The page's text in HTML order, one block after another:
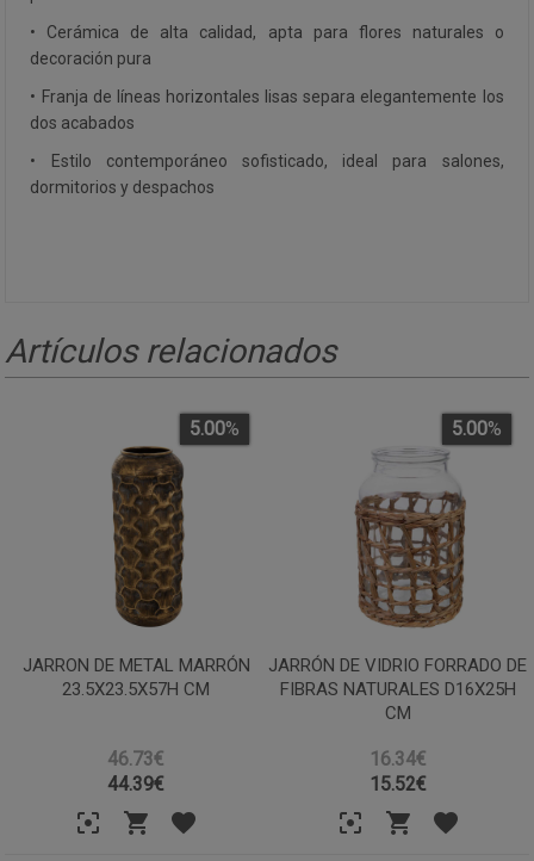
• Cerámica de alta calidad, apta para flores naturales o
decoración pura
• Franja de líneas horizontales lisas separa elegantemente los
dos acabados
• Estilo contemporáneo sofisticado, ideal para salones,
dormitorios y despachos
Artículos relacionados
JARRON DE METAL MARRÓN
23.5X23.5X57H CM
46.73€
5.00%
44.39€
JARRÓN DE VIDRIO FORRADO DE
FIBRAS NATURALES D16X25H
CM
16.34€
5.00%
15.52€